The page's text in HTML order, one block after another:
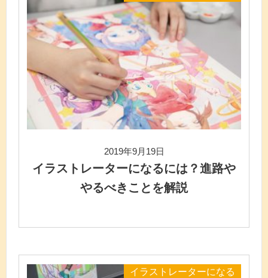
2019年9月19日
イラストレーターになるには？進路や
やるべきことを解説
イラストレーターになる